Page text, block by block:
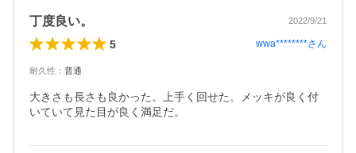
丁度良い。 2022/9/21
5 wwa********さん
耐久性 ： 普通
大きさも長さも良かった。上手く回せた。メッキが良く付